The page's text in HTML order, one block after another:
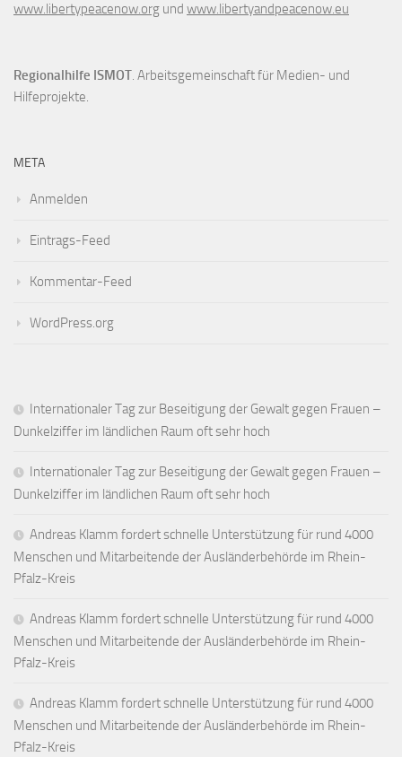
www.libertypeacenow.org und www.libertyandpeacenow.eu
Regionalhilfe ISMOT. Arbeitsgemeinschaft für Medien- und
Hilfeprojekte.
META
Anmelden
Eintrags-Feed
Kommentar-Feed
WordPress.org
Internationaler Tag zur Beseitigung der Gewalt gegen Frauen –
Dunkelziffer im ländlichen Raum oft sehr hoch
Internationaler Tag zur Beseitigung der Gewalt gegen Frauen –
Dunkelziffer im ländlichen Raum oft sehr hoch
Andreas Klamm fordert schnelle Unterstützung für rund 4000
Menschen und Mitarbeitende der Ausländerbehörde im Rhein-
Pfalz-Kreis
Andreas Klamm fordert schnelle Unterstützung für rund 4000
Menschen und Mitarbeitende der Ausländerbehörde im Rhein-
Pfalz-Kreis
Andreas Klamm fordert schnelle Unterstützung für rund 4000
Menschen und Mitarbeitende der Ausländerbehörde im Rhein-
Pfalz-Kreis